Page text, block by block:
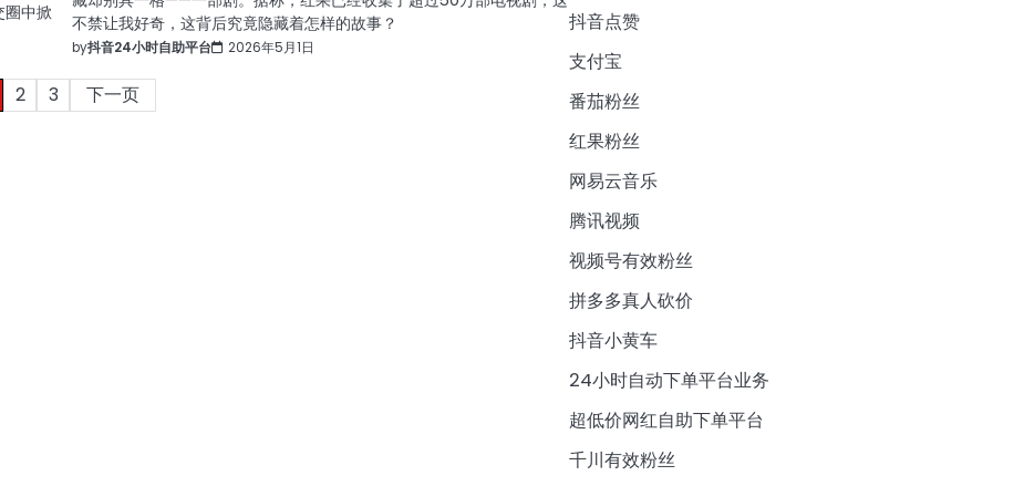
圈中掀
不禁让我好奇，这背后究竟隐藏着怎样的故事？
by抖音24小时自助平台 2026年5月1日
2 3 下一页
抖音点赞
支付宝
番茄粉丝
红果粉丝
网易云音乐
腾讯视频
视频号有效粉丝
拼多多真人砍价
抖音小黄车
24小时自动下单平台业务
超低价网红自助下单平台
千川有效粉丝